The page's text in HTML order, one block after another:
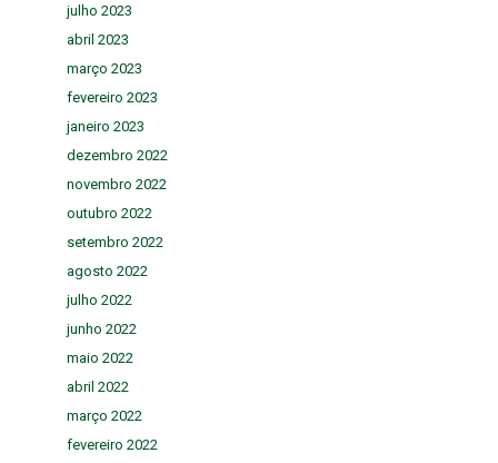
julho 2023
abril 2023
março 2023
fevereiro 2023
janeiro 2023
dezembro 2022
novembro 2022
outubro 2022
setembro 2022
agosto 2022
julho 2022
junho 2022
maio 2022
abril 2022
março 2022
fevereiro 2022